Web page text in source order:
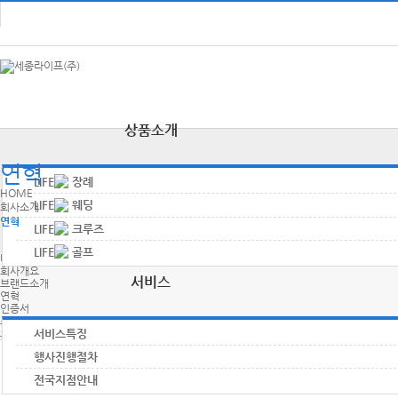
상품소개
LIFE
장례
LIFE
웨딩
LIFE
크루즈
LIFE
골프
서비스
서비스특징
행사진행절차
전국지점안내
연혁
HOME
회사소개
연혁
대표 인사말
회사개요
브랜드소개
연혁
인증서
조직도
오시는 길